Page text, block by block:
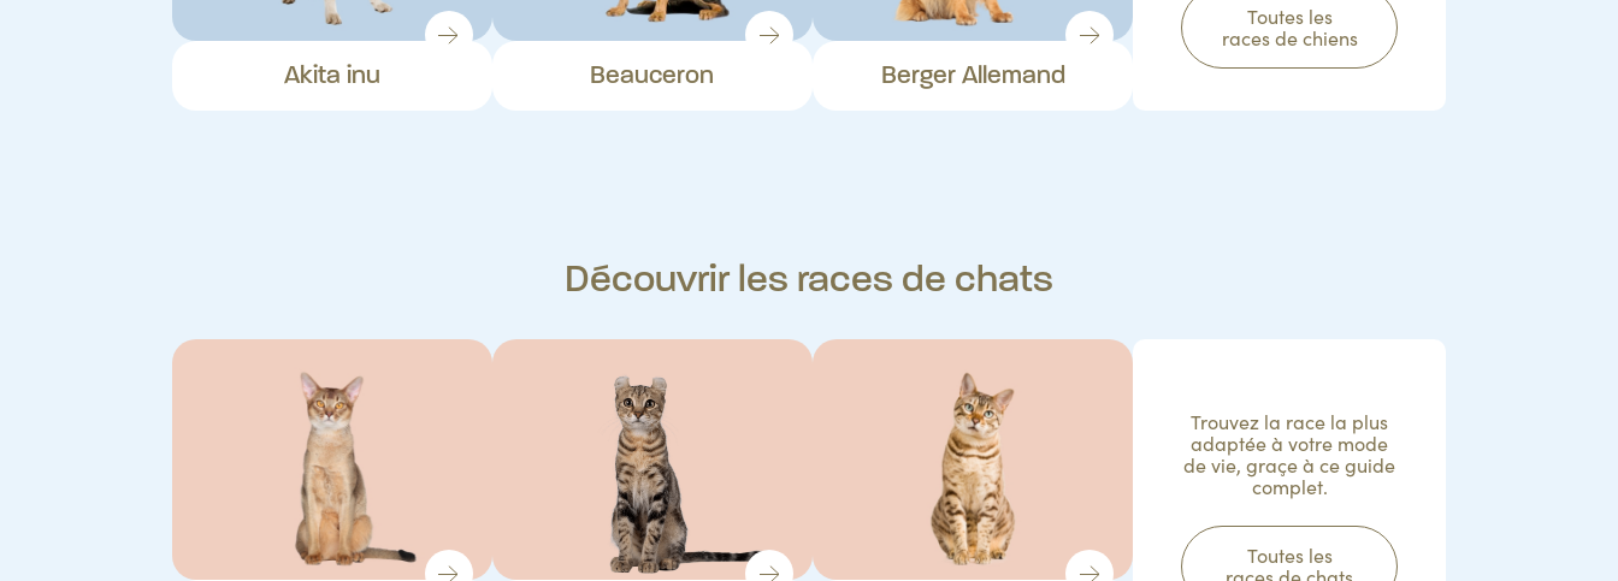
Akita inu Beauceron Berger Allemand
Toutes les
races de chiens
Découvrir les races de chats
Trouvez la race la plus
adaptée à votre mode
de vie, graçe à ce guide
complet.
Toutes les